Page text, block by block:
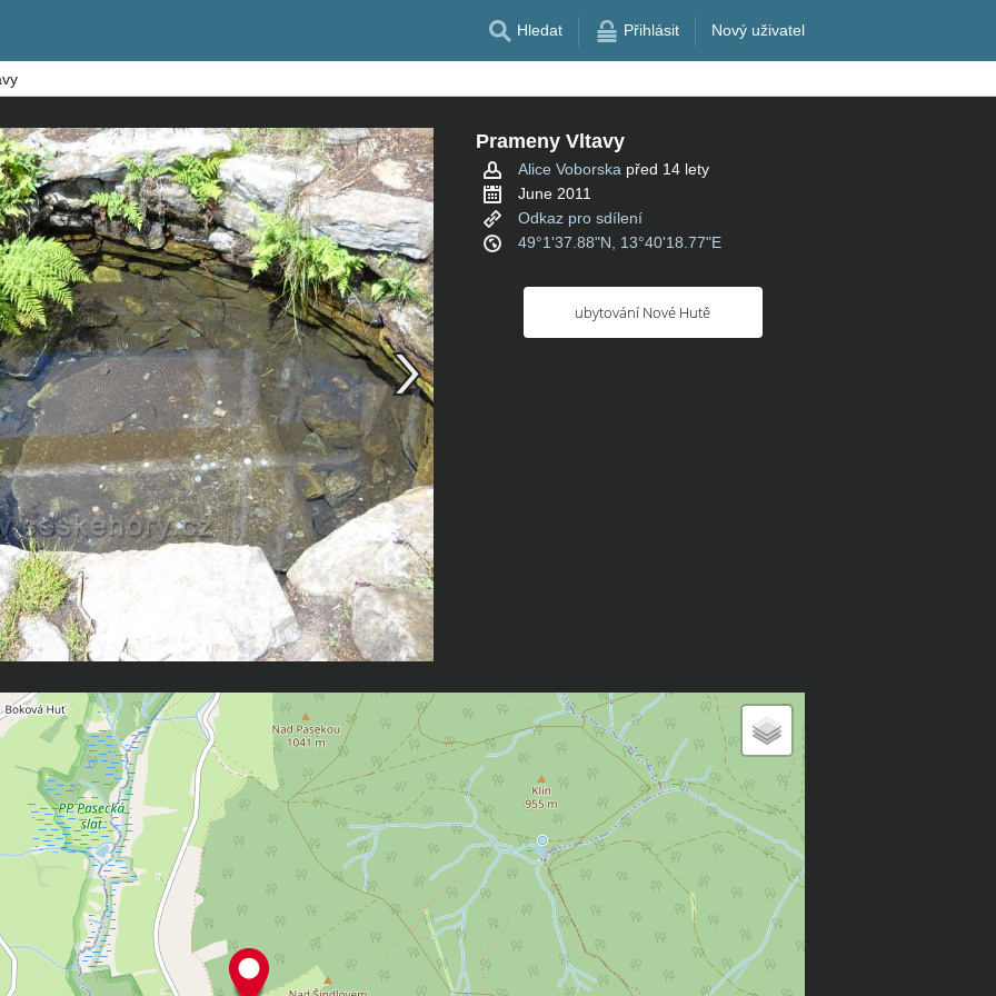
Hledat Přihlásit Nový uživatel
Prameny Vltavy
Alice Voborska před 14 lety
June 2011
Odkaz pro sdílení
49°1'37.88"N, 13°40'18.77"E
ubytování Nové Hutě